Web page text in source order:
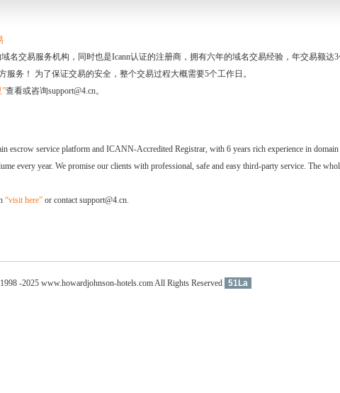
名交易服务机构，同时也是Icann认证的注册商，拥有六年的域名交易经验，年交易额达
服务！ 为了保证交易的安全，整个交易过程大概需要5个工作日。
查看或咨询support@4.cn。
escrow service platform and ICANN-Accredited Registrar, with 6 years rich experience in domain
every year. We promise our clients with professional, safe and easy third-party service. The
“visit here” or contact support@4.cn.
-2025 www.howardjohnson-hotels.com All Rights Reserved 51La